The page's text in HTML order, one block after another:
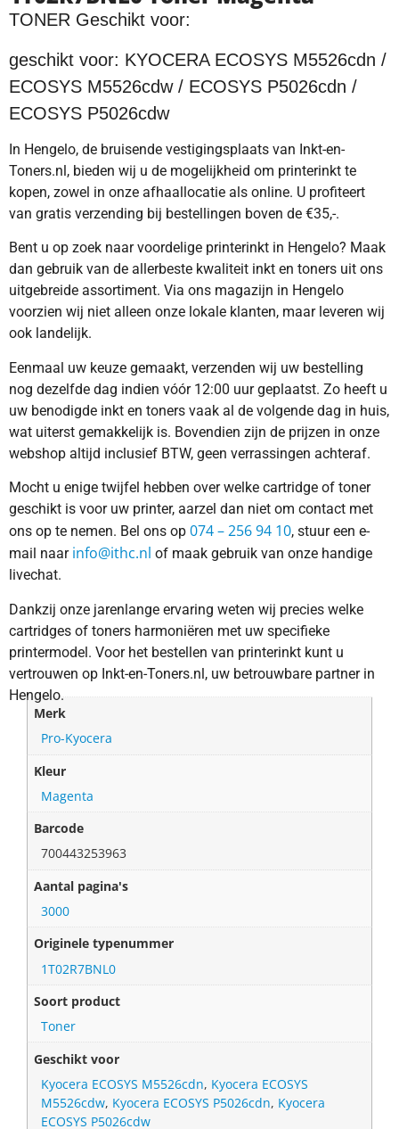
TONER Geschikt voor:
geschikt voor: KYOCERA ECOSYS M5526cdn /
ECOSYS M5526cdw / ECOSYS P5026cdn /
ECOSYS P5026cdw
In Hengelo, de bruisende vestigingsplaats van Inkt-en-
Toners.nl, bieden wij u de mogelijkheid om printerinkt te
kopen, zowel in onze afhaallocatie als online. U profiteert
van gratis verzending bij bestellingen boven de €35,-.
Bent u op zoek naar voordelige printerinkt in Hengelo? Maak
dan gebruik van de allerbeste kwaliteit inkt en toners uit ons
uitgebreide assortiment. Via ons magazijn in Hengelo
voorzien wij niet alleen onze lokale klanten, maar leveren wij
ook landelijk.
Eenmaal uw keuze gemaakt, verzenden wij uw bestelling
nog dezelfde dag indien vóór 12:00 uur geplaatst. Zo heeft u
uw benodigde inkt en toners vaak al de volgende dag in huis,
wat uiterst gemakkelijk is. Bovendien zijn de prijzen in onze
webshop altijd inclusief BTW, geen verrassingen achteraf.
Mocht u enige twijfel hebben over welke cartridge of toner
geschikt is voor uw printer, aarzel dan niet om contact met
ons op te nemen. Bel ons op 074 – 256 94 10, stuur een e-
mail naar info@ithc.nl of maak gebruik van onze handige
livechat.
Dankzij onze jarenlange ervaring weten wij precies welke
cartridges of toners harmoniëren met uw specifieke
printermodel. Voor het bestellen van printerinkt kunt u
vertrouwen op Inkt-en-Toners.nl, uw betrouwbare partner in
Hengelo.
Merk
Pro-Kyocera
Kleur
Magenta
Barcode
700443253963
Aantal pagina's
3000
Originele typenummer
1T02R7BNL0
Soort product
Toner
Geschikt voor
Kyocera ECOSYS M5526cdn, Kyocera ECOSYS
M5526cdw, Kyocera ECOSYS P5026cdn, Kyocera
ECOSYS P5026cdw